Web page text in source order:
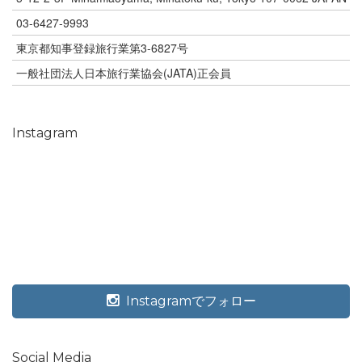
03-6427-9993
東京都知事登録旅行業第3-6827号
一般社団法人日本旅行業協会(JATA)正会員
Instagram
Instagramでフォロー
Social Media